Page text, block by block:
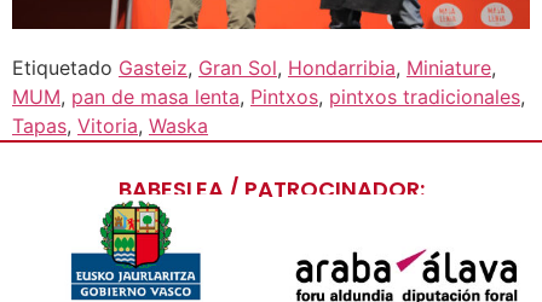
Etiquetado Gasteiz, Gran Sol, Hondarribia, Miniature,
MUM, pan de masa lenta, Pintxos, pintxos tradicionales,
Tapas, Vitoria, Waska
BABESLEA / PATROCINADOR: